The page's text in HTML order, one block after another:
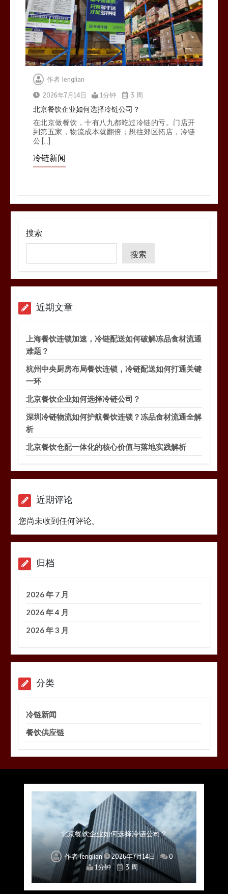
作者 lenglian
2026年7月14日
1分钟 3 周
北京餐饮企业如何选择冷链公司？
在北京做餐饮，十有八九都吃过冷链的亏。门店开
到第五家，物流成本就翻倍；想往郊区拓店，冷链
公 […]
冷链新闻
搜索
搜索
近期文章
上海餐饮连锁加速，冷链配送如何破解冻品食材流通
难题？
杭州中央厨房布局餐饮连锁，冷链配送如何打通关键
一环
北京餐饮企业如何选择冷链公司？
深圳冷链物流如何护航餐饮连锁？冻品食材流通全解
析
北京餐饮仓配一体化的核心价值与落地实践解析
近期评论
您尚未收到任何评论。
归档
2026 年 7 月
2026 年 4 月
2026 年 3 月
分类
冷链新闻
餐饮供应链
上海餐饮连锁加速，冷链配送如何破解冻品食材
流通难题？
作者lenglian 2026年7月14日
0
1分钟
3 周
杭州中央厨房布局餐饮连锁，冷链配送如何打通
关键一环
作者lenglian 2026年7月14日
0
1分钟
3 周
北京餐饮企业如何选择冷链公司？
作者lenglian 2026年7月14日
0
1分钟
3 周
深圳冷链物流如何护航餐饮连锁？冻品食材流通
全解析
作者lenglian 2026年7月14日
0
1分钟
3 周
北京餐饮仓配一体化的核心价值与落地实践解析
作者lenglian 2026年7月14日
0
1分钟
3 周
武汉冻品配送三要素：控温、时效、低成本如何
兼得？
作者lenglian 2026年7月14日
0
1分钟
3 周
重庆冷链布局解冻食材运输密码，餐饮连锁如何
稳控品质？
作者lenglian 2026年7月14日
0
1分钟
3 周